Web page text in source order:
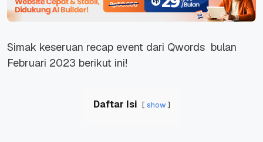
Simak keseruan recap event dari Qwords bulan
Februari 2023 berikut ini!
Daftar Isi show